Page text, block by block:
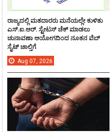
ರಾಜ್ಯದಲ್ಲಿ ಮತದಾರರು ಮನೆಯಲ್ಲೇ ಕುಳಿತು
ಎಸ್.ಐ.ಆರ್. ಸ್ಟೇಟಸ್ ಚೆಕ್ ಮಾಡಲು
ಚುನಾವಣಾ ಆಯೋಗದಿಂದ ನೂತನ ವೆಬ್
ಸೈಟ್ ಚಾಲ್ತಿಗೆ
Aug 07, 2026